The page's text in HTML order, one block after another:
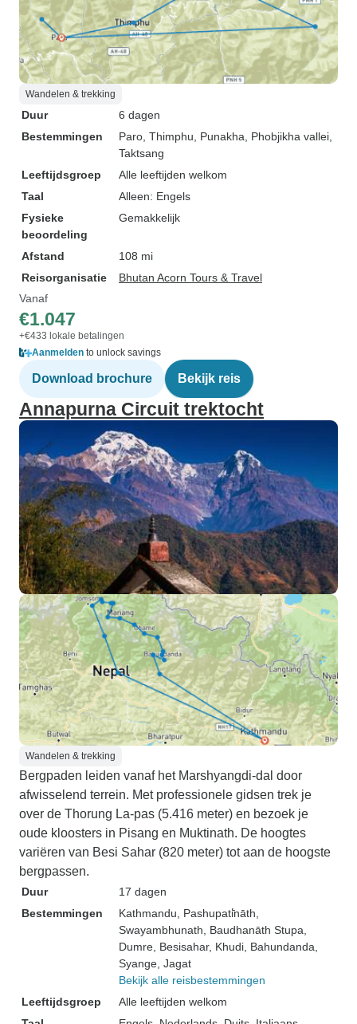
Wandelen & trekking
Duur
6 dagen
Bestemmingen
Paro , Thimphu , Punakha , Phobjikha vallei
Taktsang
Leeftijdsgroep
Alle leeftijden welkom
Taal
Alleen: Engels
Fysieke
beoordeling
Gemakkelijk
Afstand
108 mi
Reisorganisatie
Bhutan Acorn Tours & Travel
Vanaf
€1.047
+€433 lokale betalingen
Aanmelden to unlock savings
Download brochure Bekijk reis
Annapurna Circuit trektocht
Wandelen & trekking
Bergpaden leiden vanaf het Marshyangdi-dal door
afwisselend terrein. Met professionele gidsen trek je
over de Thorung La-pas (5.416 meter) en bezoek je
oude kloosters in Pisang en Muktinath. De hoogtes
variëren van Besi Sahar (820 meter) tot aan de hoogste
bergpassen.
Duur
17 dagen
Bestemmingen
Kathmandu , Pashupati̇̄nāth
Swayambhunath , Baudhanāth Stupa
Dumre , Besisahar, Khudi , Bahundanda
Syange , Jagat
Bekijk alle reisbestemmingen
Leeftijdsgroep
Alle leeftijden welkom